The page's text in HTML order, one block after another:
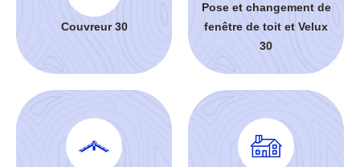
Couvreur 30
Pose et changement de
fenêtre de toit et Velux
30